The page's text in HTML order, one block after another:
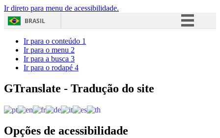
Ir direto para menu de acessibilidade.
BRASIL
Acesso à informação
Ir para o conteúdo 1
Ir para o menu 2
Ir para a busca 3
Ir para o rodapé 4
GTranslate - Tradução do site
Opções de acessibilidade